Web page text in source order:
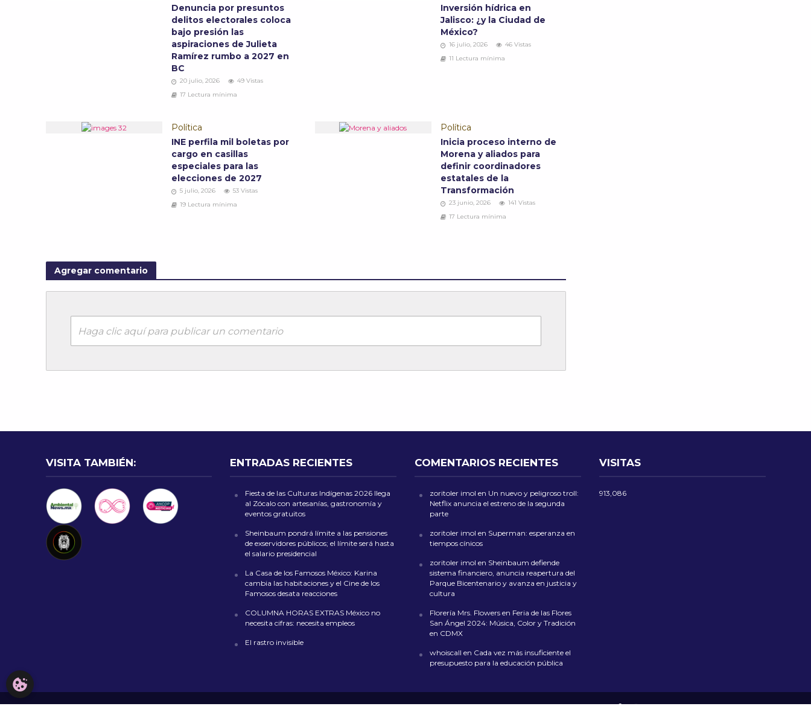
Denuncia por presuntos
delitos electorales coloca
bajo presión las
aspiraciones de Julieta
Ramírez rumbo a 2027 en
BC
20 julio, 2026
49 Vistas
17 Lectura mínima
Inversión hídrica en
Jalisco: ¿y la Ciudad de
México?
16 julio, 2026
46 Vistas
11 Lectura mínima
Política
INE perfila mil boletas por
cargo en casillas
especiales para las
elecciones de 2027
5 julio, 2026
53 Vistas
19 Lectura mínima
Política
Inicia proceso interno de
Morena y aliados para
definir coordinadores
estatales de la
Transformación
23 junio, 2026
141 Vistas
17 Lectura mínima
Agregar comentario
Haga clic aquí para publicar un comentario
VISITA TAMBIÉN: ENTRADAS RECIENTES
Fiesta de las Culturas Indígenas 2026 llega
al Zócalo con artesanías, gastronomía y
eventos gratuitos
Sheinbaum pondrá límite a las pensiones
de exservidores públicos; el límite será hasta
el salario presidencial
La Casa de los Famosos México: Karina
cambia las habitaciones y el Cine de los
Famosos desata reacciones
COLUMNA HORAS EXTRAS México no
necesita cifras: necesita empleos
El rastro invisible
COMENTARIOS RECIENTES
zoritoler imol en Un nuevo y peligroso troll:
Netflix anuncia el estreno de la segunda
parte
zoritoler imol en Superman: esperanza en
tiempos cínicos
zoritoler imol en Sheinbaum defiende
sistema financiero, anuncia reapertura del
Parque Bicentenario y avanza en justicia y
cultura
Florería Mrs. Flowers en Feria de las Flores
San Ángel 2024: Música, Color y Tradición
en CDMX
whoiscall en Cada vez más insuficiente el
presupuesto para la educación pública
VISITAS
913,086
Copyright © 2026. Todos los derechos reservados.
CONFIGURACIÓN DE COOKIES